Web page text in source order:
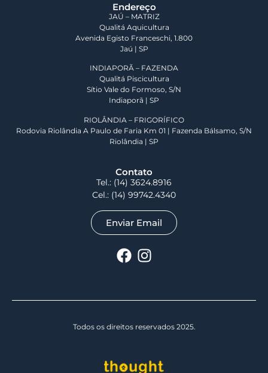
Endereço
JAÚ – MATRIZ
Qualitá Aquicultura
Avenida Egisto Franceschi, 1.800
Jaú | SP
INDIAPORÃ – FAZENDA
Qualitá Piscicultura
Sítio Vale do Formoso, S/N
Indiaporã | SP
RIOLÂNDIA – FRIGORÍFICO
Rodovia Riolândia A Paulo de Faria Km 01 | Fazenda Bálsamo, S/N
Riolândia | SP
Contato
Tel.: (14) 3624.8916
Cel.: (14) 99742.4340
Enviar Email
Todos os direitos reservados 2025.